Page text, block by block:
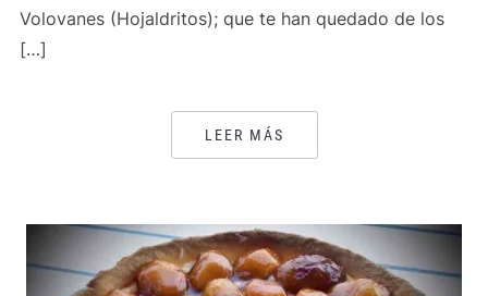
Volovanes (Hojaldritos); que te han quedado de los
[…]
LEER MÁS